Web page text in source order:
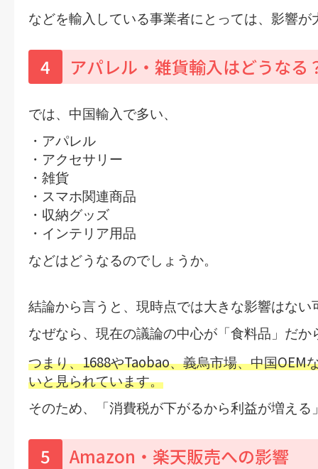
などを輸入している事業者にとっては、影響
4 アパレル・雑貨輸入はどうなる
では、中国輸入で多い、
・アパレル
・アクセサリー
・雑貨
・スマホ関連商品
・収納グッズ
・インテリア用品
などはどうなるのでしょうか。
結論から言うと、 現時点では大きな影響はない
なぜなら、現在の議論の中心が「食料品」だか
つまり、1688やTaobao、義烏市場、中国OEM
いと見られています。
そのため、
「消費税が下がるから利益が増える
5 Amazon・楽天販売への影響